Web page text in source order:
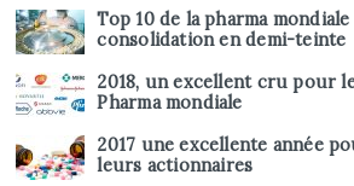
Top 10 de la pharma
consolidation en demi-teinte
2018, un excellent cru pour
Pharma mondiale
2017 une excellente année
leurs actionnaires